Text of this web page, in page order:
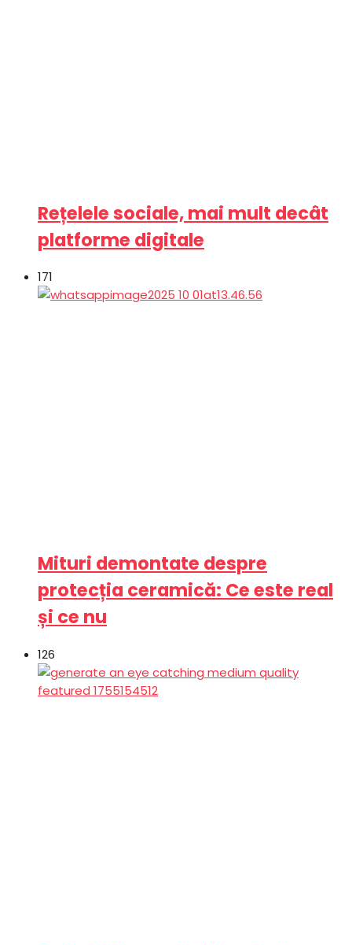
Rețelele sociale, mai mult decât
platforme digitale
171
Mituri demontate despre
protecția ceramică: Ce este real
și ce nu
126